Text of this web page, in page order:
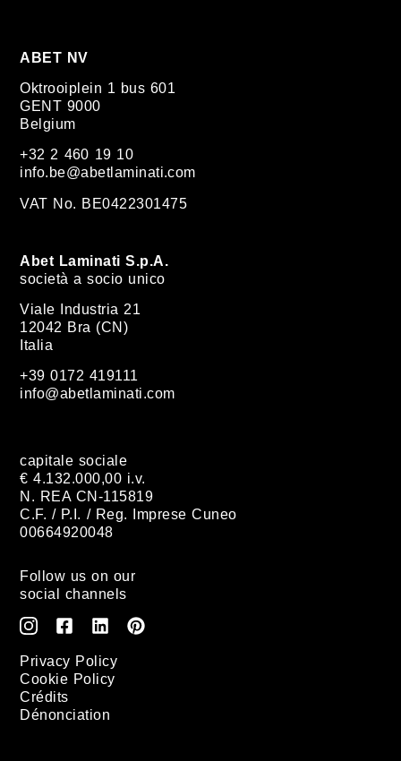
ABET NV
Oktrooiplein 1 bus 601
GENT 9000
Belgium
+32 2 460 19 10
info.be@abetlaminati.com
VAT No. BE0422301475
Abet Laminati S.p.A.
società a socio unico
Viale Industria 21
12042 Bra (CN)
Italia
+39 0172 419111
info@abetlaminati.com
capitale sociale
€ 4.132.000,00 i.v.
N. REA CN-115819
C.F. / P.I. / Reg. Imprese Cuneo
00664920048
Follow us on our
social channels
Privacy Policy
Cookie Policy
Crédits
Dénonciation